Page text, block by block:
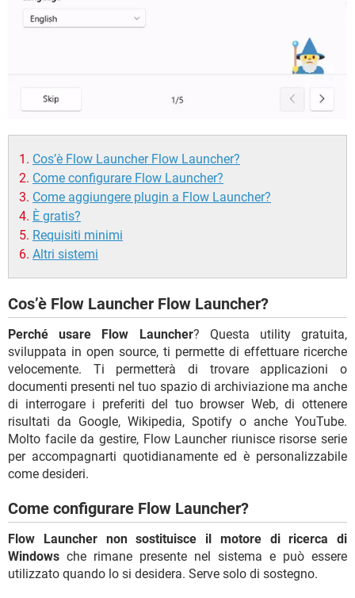
Cos’è Flow Launcher Flow Launcher?
Come configurare Flow Launcher?
Come aggiungere plugin a Flow Launcher?
È gratis?
Requisiti minimi
Altri sistemi
Cos’è Flow Launcher Flow Launcher?
Perché usare Flow Launcher? Questa utility gratuita,
sviluppata in open source, ti permette di effettuare ricerche
velocemente. Ti permetterà di trovare applicazioni o
documenti presenti nel tuo spazio di archiviazione ma anche
di interrogare i preferiti del tuo browser Web, di ottenere
risultati da Google, Wikipedia, Spotify o anche YouTube.
Molto facile da gestire, Flow Launcher riunisce risorse serie
per accompagnarti quotidianamente ed è personalizzabile
come desideri.
Come configurare Flow Launcher?
Flow Launcher non sostituisce il motore di ricerca di
Windows che rimane presente nel sistema e può essere
utilizzato quando lo si desidera. Serve solo di sostegno.